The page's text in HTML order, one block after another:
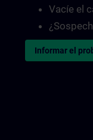
Vacíe el
Informar el